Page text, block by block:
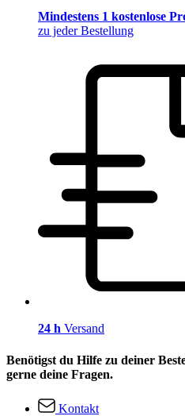
Mindestens 1 kostenlose
zu jeder Bestellung
24 h Versand
Benötigst du Hilfe zu deiner
gerne deine Fragen.
Kontakt